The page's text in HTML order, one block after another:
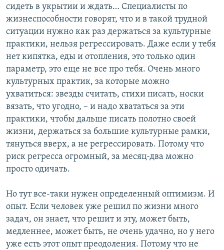
сидеть в укрытии и ждать… Специалисты по
жизнеспособности говорят, что и в такой трудной
ситуации нужно как раз держаться за культурные
практики, нельзя регрессировать. Даже если у тебя
нет кипятка, еды и отопления, это только один
параметр, это еще не все про тебя. Очень много
культурных практик, за которые можно
ухватиться: звезды считать, стихи писать, носки
вязать, что угодно, – и надо хвататься за эти
практики, чтобы дальше писать полотно своей
жизни, держаться за большие культурные рамки,
тянуться вверх, а не регрессировать. Потому что
риск регресса огромный, за месяц-два можно
просто одичать.
Но тут все-таки нужен определенный оптимизм. И
опыт. Если человек уже решил по жизни много
задач, он знает, что решит и эту, может быть,
медленнее, может быть, не очень удачно, но у него
уже есть этот опыт преодоления. Потому что не